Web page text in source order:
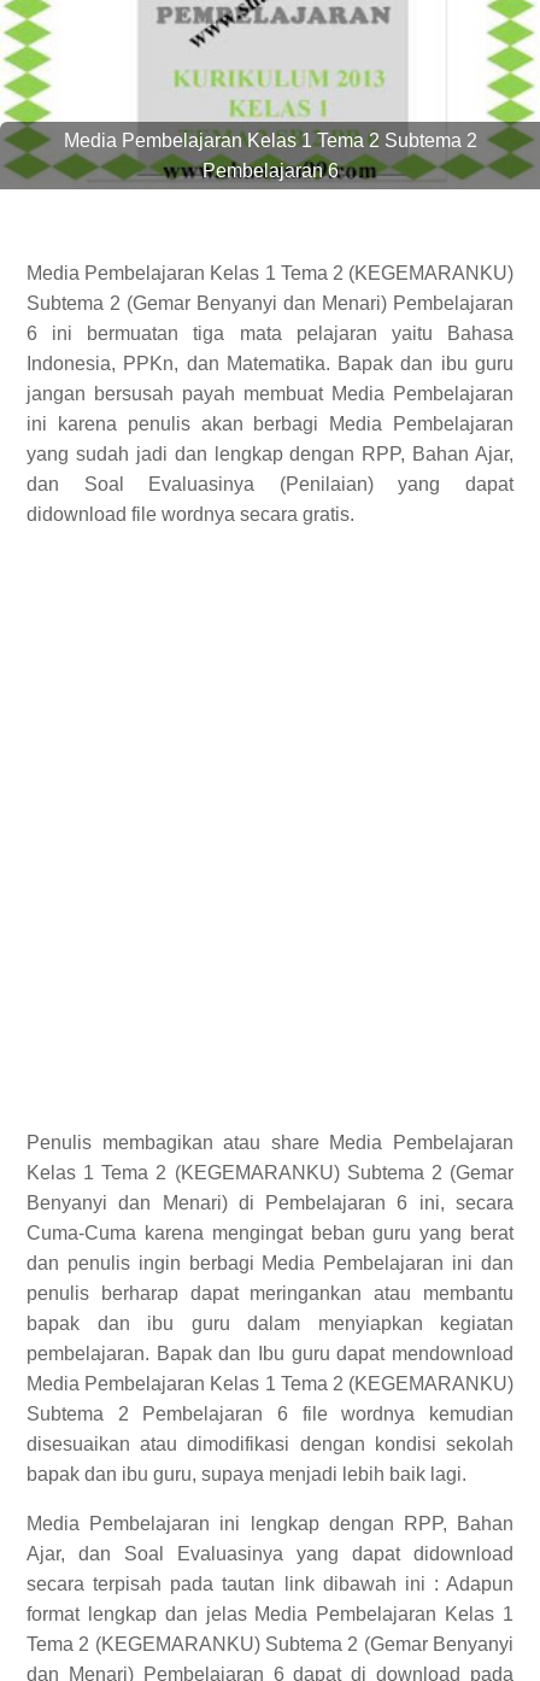
Media Pembelajaran Kelas 1 Tema 2 Subtema 2
Pembelajaran 6
Media Pembelajaran Kelas 1 Tema 2 (KEGEMARANKU)
Subtema 2 (Gemar Benyanyi dan Menari) Pembelajaran
6 ini bermuatan tiga mata pelajaran yaitu Bahasa
Indonesia, PPKn, dan Matematika. Bapak dan ibu guru
jangan bersusah payah membuat Media Pembelajaran
ini karena penulis akan berbagi Media Pembelajaran
yang sudah jadi dan lengkap dengan RPP, Bahan Ajar,
dan Soal Evaluasinya (Penilaian) yang dapat
didownload file wordnya secara gratis.
Penulis membagikan atau share Media Pembelajaran
Kelas 1 Tema 2 (KEGEMARANKU) Subtema 2 (Gemar
Benyanyi dan Menari) di Pembelajaran 6 ini, secara
Cuma-Cuma karena mengingat beban guru yang berat
dan penulis ingin berbagi Media Pembelajaran ini dan
penulis berharap dapat meringankan atau membantu
bapak dan ibu guru dalam menyiapkan kegiatan
pembelajaran. Bapak dan Ibu guru dapat mendownload
Media Pembelajaran Kelas 1 Tema 2 (KEGEMARANKU)
Subtema 2 Pembelajaran 6 file wordnya kemudian
disesuaikan atau dimodifikasi dengan kondisi sekolah
bapak dan ibu guru, supaya menjadi lebih baik lagi.
Media Pembelajaran ini lengkap dengan RPP, Bahan
Ajar, dan Soal Evaluasinya yang dapat didownload
secara terpisah pada tautan link dibawah ini : Adapun
format lengkap dan jelas Media Pembelajaran Kelas 1
Tema 2 (KEGEMARANKU) Subtema 2 (Gemar Benyanyi
dan Menari) Pembelajaran 6dapat di download pada